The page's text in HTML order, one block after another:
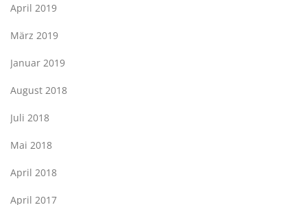
April 2019
März 2019
Januar 2019
August 2018
Juli 2018
Mai 2018
April 2018
April 2017